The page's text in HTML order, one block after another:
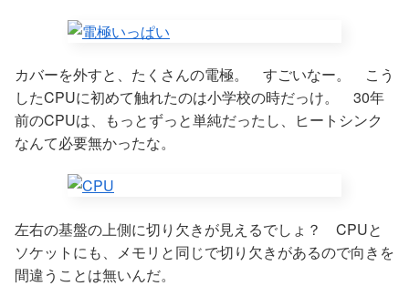
カバーを外すと、たくさんの電極。 すごいなー。 こう
したCPUに初めて触れたのは小学校の時だっけ。 30年
前のCPUは、もっとずっと単純だったし、ヒートシンク
なんて必要無かったな。
左右の基盤の上側に切り欠きが見えるでしょ？ CPUと
ソケットにも、メモリと同じで切り欠きがあるので向きを
間違うことは無いんだ。